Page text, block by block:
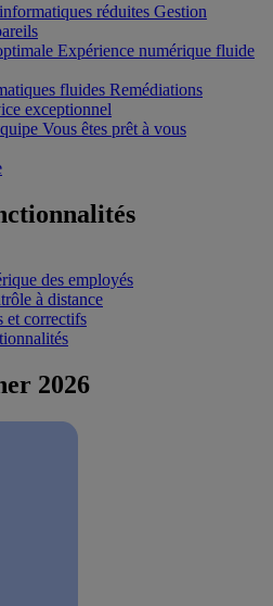
réduites Gestion
Expérience numérique fluide
fluides Remédiations
exceptionnel
Vous êtes prêt à vous
des employés
à distance
et correctifs
2026